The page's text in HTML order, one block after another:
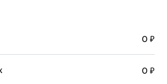
0 ₽
0 ₽
интернета и доступ к